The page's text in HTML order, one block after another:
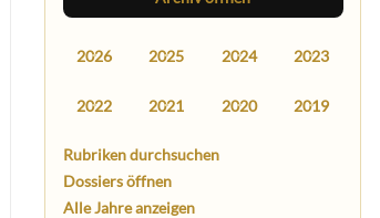
2026 2025 2024 2023
2022 2021 2020 2019
Rubriken durchsuchen
Dossiers öffnen
Alle Jahre anzeigen